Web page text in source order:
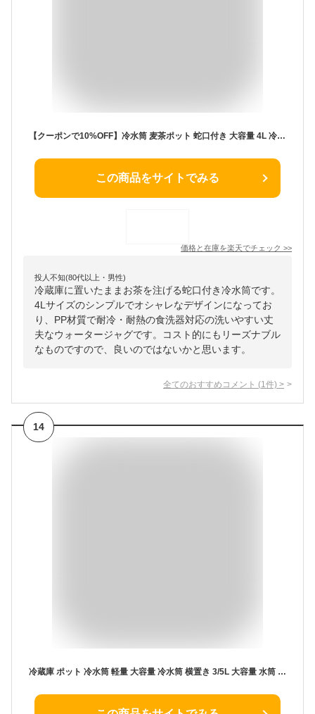
【クーポンで10%OFF】冷水筒 麦茶ポット 蛇口付き 大容量 4L 冷蔵庫 ポット ピッチャー 冷水ポット ドリンクサーバー 耐熱 耐冷 食洗機対応 横置き 洗いやすい 飲料水 お茶 炭酸 冷蔵庫に入れる 水差し プラスチック PP材質 軽量 おしゃれ 水筒 ビール樽飲料ディスペンサー
この商品をサイトでみる
価格と在庫を楽天でチェック >>
投人不知(80代以上・男性)
冷蔵庫に置いたままお茶を注げる蛇口付き冷水筒です。
4Lサイズのシンプルでオシャレなデザインになってお
り、PP材質で耐冷・耐熱の食洗器対応の洗いやすい丈
夫なウォータージャグです。コスト的にもリーズナブル
なものですので、良いのではないかと思います。
全てのおすすめコメント (1 件) >
14
冷蔵庫 ポット 冷水筒 軽量 大容量 冷水筒 横置き 3/5L 大容量 水筒 冷水ポット 蛇口付き 耐熱 耐冷 麦茶ポット 冷蔵庫に入れる 一人暮らし DIY 熱中症対策 家庭用 送料無料